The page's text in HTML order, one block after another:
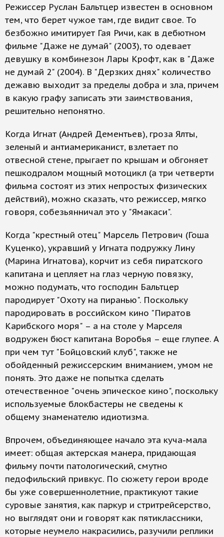
Режиссер Руслан Бальтцер известен в основном
тем, что берет чужое там, где видит свое. То
безбожно имитирует Гая Ричи, как в дебютном
фильме "Даже не думай" (2003), то одевает
девушку в комбинезон Лары Крофт, как в "Даже
не думай 2" (2004). В "Дерзких днях" количество
дежавю выходит за пределы добра и зла, причем
в какую графу записать эти заимствования,
решительно непонятно.
Когда Игнат (Андрей Дементьев), гроза Ялты,
зеленый и антиамериканист, взлетает по
отвесной стене, прыгает по крышам и обгоняет
пешкодралом мощный мотоцикл (а три четверти
фильма состоят из этих непростых физических
действий), можно сказать, что режиссер, мягко
говоря, собезьянничал это у "Ямакаси".
Когда "крестный отец" Марсель Петрович (Гоша
Куценко), укравший у Игната подружку Лину
(Марина Игнатова), корчит из себя пиратского
капитана и цепляет на глаз черную повязку,
можно подумать, что господин Бальтцер
пародирует "Охоту на пиранью". Поскольку
пародировать в российском кино "Пиратов
Карибского моря" – а на столе у Марселя
водружен бюст капитана Воробья – еще глупее. А
при чем тут "Бойцовский клуб", также не
обойденный режиссерским вниманием, умом не
понять. Это даже не попытка сделать
отечественное "очень эпическое кино", поскольку
используемые блокбастеры не сведены к
общему знаменателю идиотизма.
Впрочем, объединяющее начало эта куча-мала
имеет: общая актерская манера, придающая
фильму почти патологический, смутно
педофильский привкус. По сюжету герои вроде
бы уже совершеннолетние, практикуют такие
суровые занятия, как паркур и стритрейсерство,
но выглядят они и говорят как пятиклассники,
которые неумело накрасились, разучили реплики